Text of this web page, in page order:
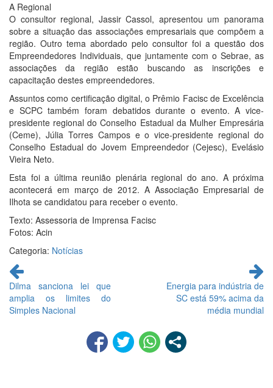
A Regional
O consultor regional, Jassir Cassol, apresentou um panorama
sobre a situação das associações empresariais que compõem a
região. Outro tema abordado pelo consultor foi a questão dos
Empreendedores Individuais, que juntamente com o Sebrae, as
associações da região estão buscando as inscrições e
capacitação destes empreendedores.
Assuntos como certificação digital, o Prêmio Facisc de Excelência
e SCPC também foram debatidos durante o evento. A vice-
presidente regional do Conselho Estadual da Mulher Empresária
(Ceme), Júlia Torres Campos e o vice-presidente regional do
Conselho Estadual do Jovem Empreendedor (Cejesc), Evelásio
Vieira Neto.
Esta foi a última reunião plenária regional do ano. A próxima
acontecerá em março de 2012. A Associação Empresarial de
Ilhota se candidatou para receber o evento.
Texto: Assessoria de Imprensa Facisc
Fotos: Acin
Categoria: Notícias
Continue
lendo
Dilma sanciona lei que
amplia os limites do
Simples Nacional
Energia para indústria de
SC está 59% acima da
média mundial